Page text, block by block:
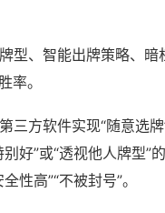
型、智能出牌策略、
率。
方软件实现“随意选牌
好”或“透视他人牌型”
性高”“不被封号”。